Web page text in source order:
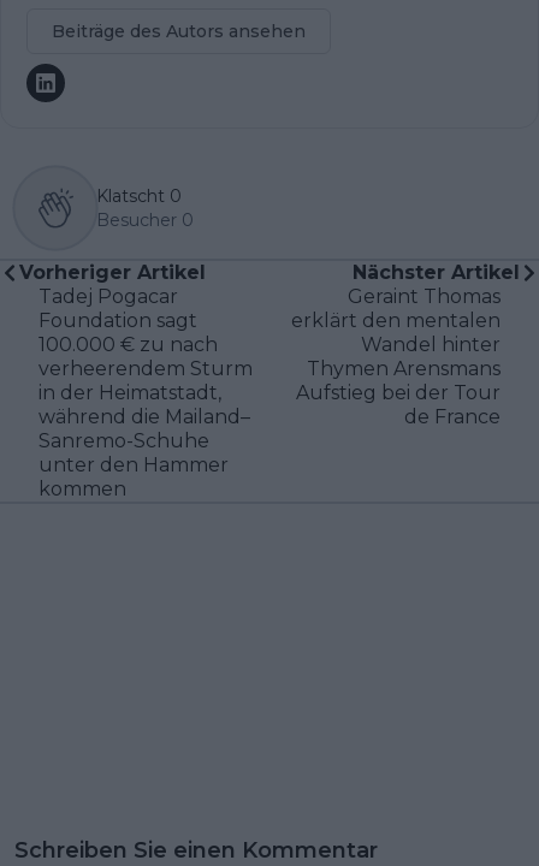
Beiträge des Autors ansehen
Klatscht 0
Besucher 0
Vorheriger Artikel
Tadej Pogacar
Foundation sagt
100.000 € zu nach
verheerendem Sturm
in der Heimatstadt,
während die Mailand–
Sanremo-Schuhe
unter den Hammer
kommen
Nächster Artikel
Geraint Thomas
erklärt den mentalen
Wandel hinter
Thymen Arensmans
Aufstieg bei der Tour
de France
Schreiben Sie einen Kommentar